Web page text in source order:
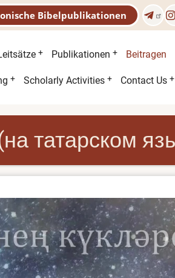
Bibelpublikationen
Publikationen Beitragen
Scholarly Activities Contact Us
татарском